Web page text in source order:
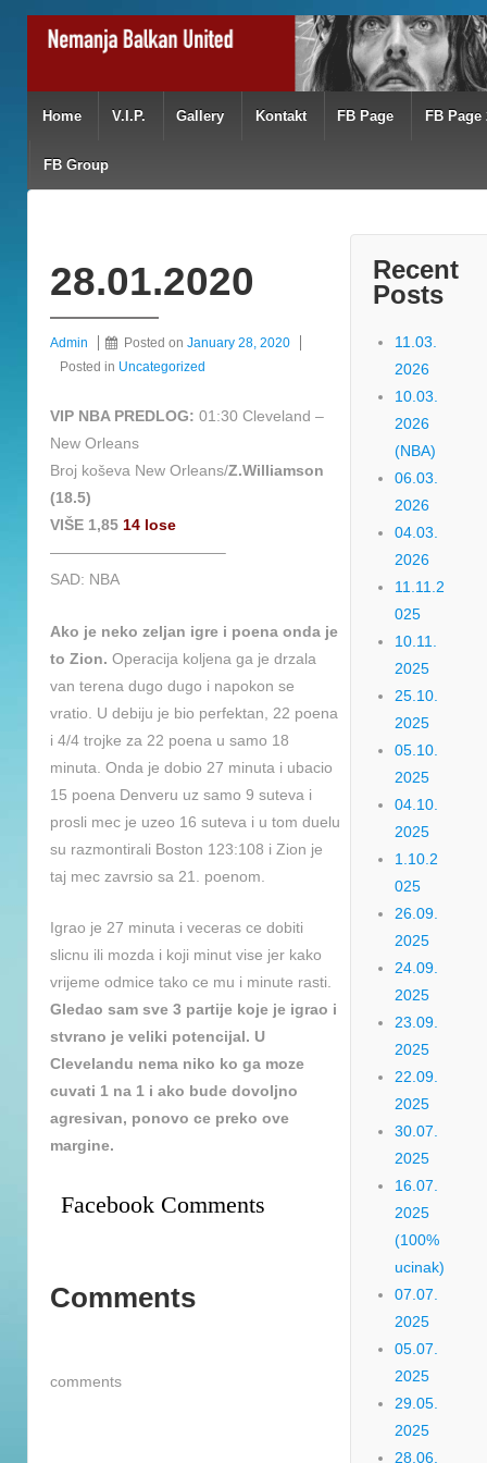
Home V.I.P. Gallery Kontakt FB Page FB Page
FB Group
28.01.2020
Admin Posted on January 28, 2020
Posted in Uncategorized
VIP NBA PREDLOG: 01:30 Cleveland –
New Orleans
Broj koševa New Orleans/Z.Williamson
(18.5)
VIŠE 1,85 14 lose
———————————–
SAD: NBA
Ako je neko zeljan igre i poena onda je
to Zion. Operacija koljena ga je drzala
van terena dugo dugo i napokon se
vratio. U debiju je bio perfektan, 22 poena
i 4/4 trojke za 22 poena u samo 18
minuta. Onda je dobio 27 minuta i ubacio
15 poena Denveru uz samo 9 suteva i
prosli mec je uzeo 16 suteva i u tom duelu
su razmontirali Boston 123:108 i Zion je
taj mec zavrsio sa 21. poenom.
Igrao je 27 minuta i veceras ce dobiti
slicnu ili mozda i koji minut vise jer kako
vrijeme odmice tako ce mu i minute rasti.
Gledao sam sve 3 partije koje je igrao i
stvrano je veliki potencijal. U
Clevelandu nema niko ko ga moze
cuvati 1 na 1 i ako bude dovoljno
agresivan, ponovo ce preko ove
margine.
Facebook Comments
Comments
comments
Recent
Posts
11.03.
2026
10.03.
2026
(NBA)
06.03.
2026
04.03.
2026
11.11.2
025
10.11.
2025
25.10.
2025
05.10.
2025
04.10.
2025
1.10.2
025
26.09.
2025
24.09.
2025
23.09.
2025
22.09.
2025
30.07.
2025
16.07.
2025
(100%
ucinak)
07.07.
2025
05.07.
2025
29.05.
2025
28.06.